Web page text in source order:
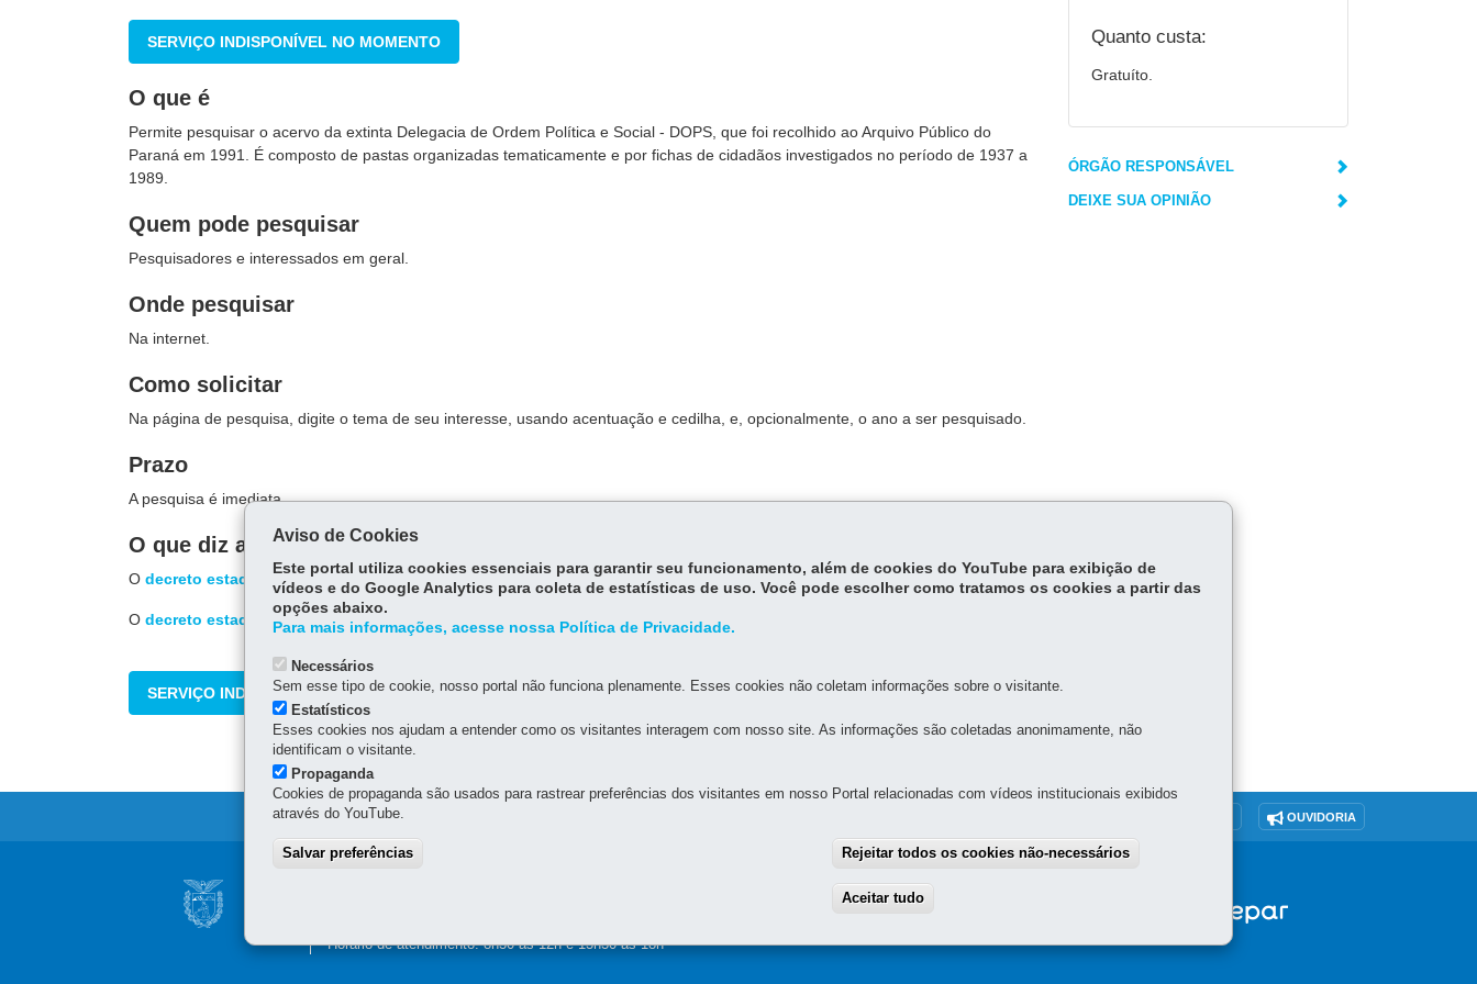
SERVIÇO INDISPONÍVEL NO MOMENTO
O que é
Permite pesquisar o acervo da extinta Delegacia de Ordem Política e Social - DOPS, que foi recolhido ao Arquivo Público do
Paraná em 1991. É composto de pastas organizadas tematicamente e por fichas de cidadãos investigados no período de 1937 a
1989.
Quem pode pesquisar
Pesquisadores e interessados em geral.
Onde pesquisar
Na internet.
Como solicitar
Na página de pesquisa, digite o tema de seu interesse, usando acentuação e cedilha, e, opcionalmente, o ano a ser pesquisado.
Prazo
A pesquisa é imediata.
O que diz a lei
O decreto estadual nº 577/1991determinou o recolhimento do material da Dops ao Arquivo Público do Paraná.
O decreto estadual nº 8.557/2013 estabeleceu o acesso livre e aberto do público aos documentos.
SERVIÇO INDISPONÍVEL NO MOMENTO
Quanto custa:
Gratuíto.
ÓRGÃO RESPONSÁVEL
DEIXE SUA OPINIÃO
OUVIDORIA
Navegação
principal
SUPERINTENDÊNCIA-GERAL DE GOVERNANÇA DE SERVIÇOS E DADOS - SGSD
Horário de atendimento: 8h30 às 12h e 13h30 às 18h
Aviso de Cookies
Este portal utiliza cookies essenciais para garantir seu funcionamento, além de cookies do YouTube para exibição de
vídeos e do Google Analytics para coleta de estatísticas de uso. Você pode escolher como tratamos os cookies a partir das
opções abaixo.
Para mais informações, acesse nossa Política de Privacidade.
Necessários
Sem esse tipo de cookie, nosso portal não funciona plenamente. Esses cookies não coletam informações sobre o visitante.
Estatísticos
Esses cookies nos ajudam a entender como os visitantes interagem com nosso site. As informações são coletadas anonimamente, não
identificam o visitante.
Propaganda
Cookies de propaganda são usados para rastrear preferências dos visitantes em nosso Portal relacionadas com vídeos institucionais exibidos
através do YouTube.
Salvar preferências Rejeitar todos os cookies não-necessários
Aceitar tudo